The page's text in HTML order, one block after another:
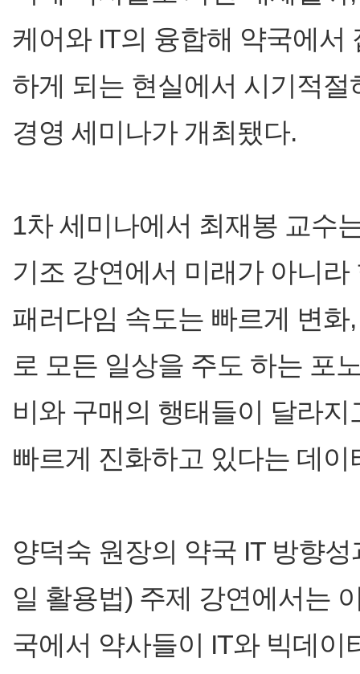
케어와 IT의 융합해 약국에서
하게 되는 현실에서 시기적
경영 세미나가 개최됐다.
1차 세미나에서 최재봉 교수
기조 강연에서 미래가 아니
패러다임 속도는 빠르게 변
로 모든 일상을 주도 하는 포
비와 구매의 행태들이 달라
빠르게 진화하고 있다는 데이
양덕숙 원장의 약국 IT 방향
일 활용법) 주제 강연에서는
국에서 약사들이 IT와 빅데